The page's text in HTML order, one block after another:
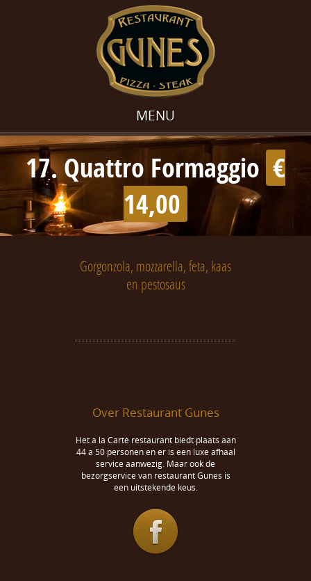
MENU
17. Quattro Formaggio €
14,00
Gorgonzola, mozzarella, feta, kaas
en pestosaus
Over Restaurant Gunes
Het a la Carté restaurant biedt plaats aan
44 a 50 personen en er is een luxe afhaal
service aanwezig. Maar ook de
bezorgservice van restaurant Gunes is
een uitstekende keus.